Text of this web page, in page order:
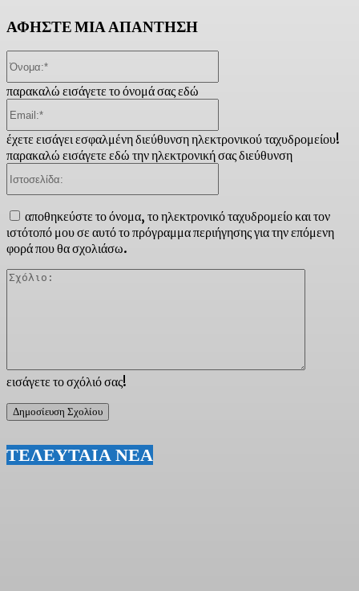
ΑΦΗΣΤΕ ΜΙΑ ΑΠΑΝΤΗΣΗ
εισάγετε το σχόλιό σας!
παρακαλώ εισάγετε το όνομά σας εδώ
έχετε εισάγει εσφαλμένη διεύθυνση ηλεκτρονικού ταχυδρομείου!
παρακαλώ εισάγετε εδώ την ηλεκτρονική σας διεύθυνση
αποθηκεύστε το όνομα, το ηλεκτρονικό ταχυδρομείο και τον
ιστότοπό μου σε αυτό το πρόγραμμα περιήγησης για την επόμενη
φορά που θα σχολιάσω.
ΤΕΛΕΥΤΑΙΑ ΝΕΑ